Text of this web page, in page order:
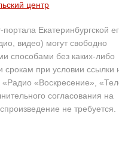
центр
Екатеринбургской
видео) могут свободно
способами без каких-либо
при условии ссылки
«Радио «Воскресение»,
согласования на
не требуется.